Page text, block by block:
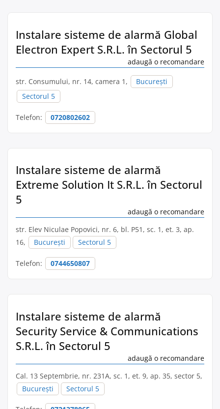
Instalare sisteme de alarmă Global
Electron Expert S.R.L. în Sectorul 5
adaugă o recomandare
str. Consumului, nr. 14, camera 1,
București
Sectorul 5
Telefon: 0720802602
Instalare sisteme de alarmă
Extreme Solution It S.R.L. în Sectorul
5
adaugă o recomandare
str. Elev Niculae Popovici, nr. 6, bl. P51, sc. 1, et. 3, ap.
16,
București Sectorul 5
Telefon: 0744650807
Instalare sisteme de alarmă
Security Service & Communications
S.R.L. în Sectorul 5
adaugă o recomandare
Cal. 13 Septembrie, nr. 231A, sc. 1, et. 9, ap. 35, sector 5,
București
Sectorul 5